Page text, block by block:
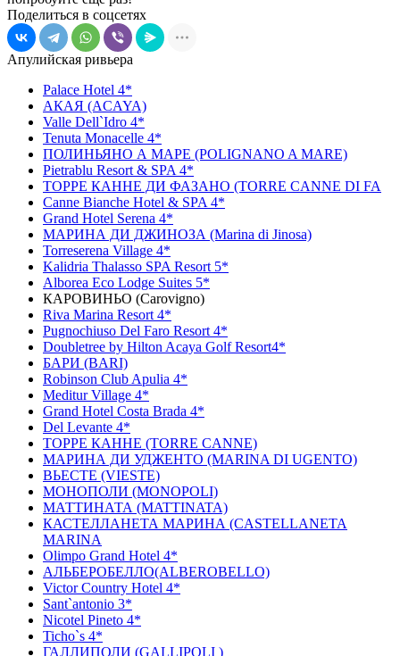
Поделиться в соцсетях
Апулийская ривьера
Palace Hotel 4*
АКАЯ (ACAYA)
Valle Dell`Idro 4*
Tenuta Monacelle 4*
ПОЛИНЬЯНО А МАРЕ (POLIGNANO A MARE)
Pietrablu Resort & SPA 4*
ТОРРЕ КАННЕ ДИ ФАЗАНО (TORRE CANNE DI FA
Canne Bianche Hotel & SPA 4*
Grand Hotel Serena 4*
МАРИНА ДИ ДЖИНОЗА (Marina di Jinosa)
Torreserena Village 4*
Kalidria Thalasso SPA Resort 5*
Alborea Eco Lodge Suites 5*
КАРОВИНЬО (Carovigno)
Riva Marina Resort 4*
Pugnochiuso Del Faro Resort 4*
Doubletree by Hilton Acaya Golf Resort4*
БАРИ (BARI)
Robinson Club Apulia 4*
Meditur Village 4*
Grand Hotel Costa Brada 4*
Del Levante 4*
ТОРРЕ КАННЕ (TORRE CANNE)
МАРИНА ДИ УДЖЕНТО (MARINA DI UGENTO)
ВЬЕСТЕ (VIESTE)
МОНОПОЛИ (MONOPOLI)
МАТТИНАТА (MATTINATA)
КАСТЕЛЛАНЕТА МАРИНА (CASTELLANETA
MARINA
Olimpo Grand Hotel 4*
АЛЬБЕРОБЕЛЛО(ALBEROBELLO)
Victor Country Hotel 4*
Sant`antonio 3*
Nicotel Pineto 4*
Ticho`s 4*
ГАЛЛИПОЛИ (GALLIPOLI )